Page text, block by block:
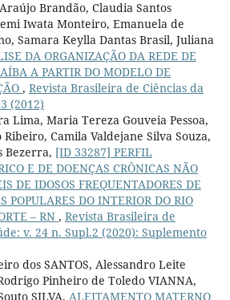
Brandão, Claudia Santos
Iwata Monteiro, Emanuela de
Samara Keylla Dantas Brasil, Juliana
DA ORGANIZAÇÃO DA REDE DE
A PARTIR DO MODELO DE
, Revista Brasileira de Ciências da
(2012)
Lima, Maria Tereza Gouveia Pessoa,
Camila Valdejane Silva Souza,
Bezerra, [ID 33287] PERFIL
E DE DOENÇAS CRÔNICAS NÃO
DE IDOSOS FREQUENTADORES DE
POPULARES DO INTERIOR DO RIO
– RN , Revista Brasileira de
v. 24 n. Supl.2 (2020): Suplemento
dos SANTOS, Alessandro Leite
Pinheiro de Toledo VIANNA,
SILVA, ALEITAMENTO MATERNO